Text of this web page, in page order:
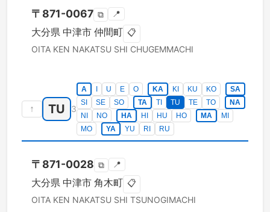
〒 871-0067 ⧉ 📍
大分県 中津市 仲間町 📋
OITA KEN NAKATSU SHI CHUGEMMACHI
↑ TU 3
A U E O KA KI KU KO
SA
SI
SE SO TA TI TU TE TO
NA
NI
NO HA HI HU HO MA
MI
MO
YA YU RI RU
〒 871-0028 ⧉ 📍
大分県 中津市 角木町 📋
OITA KEN NAKATSU SHI TSUNOGIMACHI